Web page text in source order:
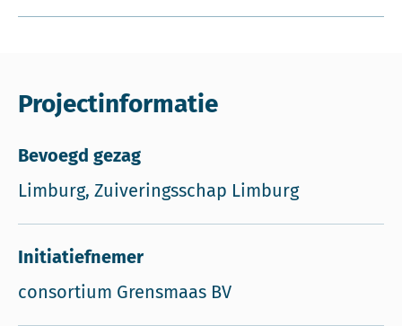
Projectinformatie
Bevoegd gezag
Limburg, Zuiveringsschap Limburg
Initiatiefnemer
consortium Grensmaas BV